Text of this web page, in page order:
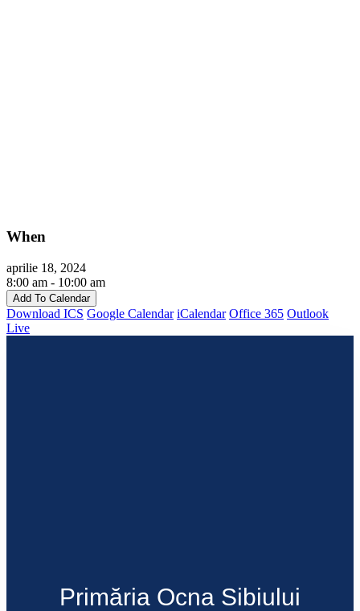
When
aprilie 18, 2024
8:00 am - 10:00 am
Add To Calendar
Download ICS Google Calendar iCalendar Office 365 Outlook
Live
Primăria Ocna Sibiului